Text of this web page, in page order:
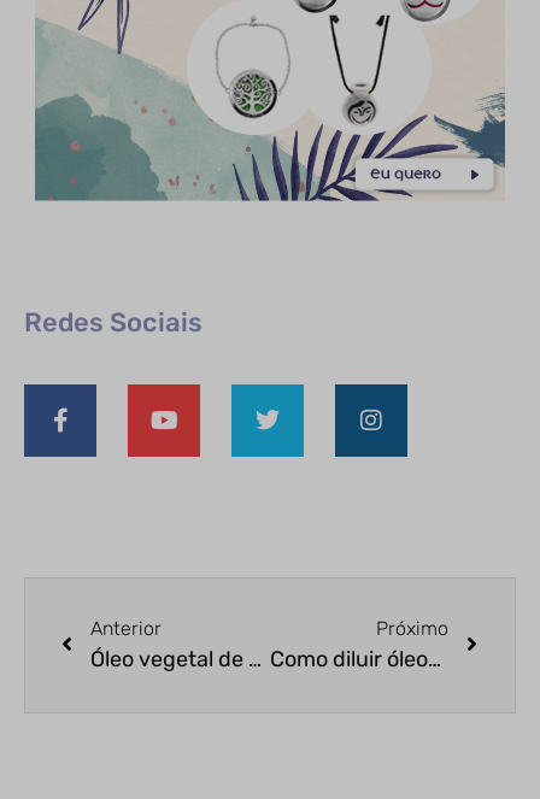
Redes Sociais
Anterior
Óleo vegetal de semente de uva
Próximo
Como diluir óleos essenciais